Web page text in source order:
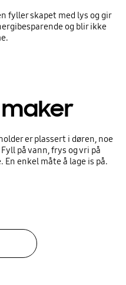
fyller skapet med lys og gir
og blir ikke
er plassert i døren, noe
på vann, frys og vri på
enkel måte å lage is på.